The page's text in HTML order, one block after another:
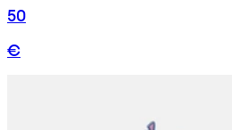
50
€